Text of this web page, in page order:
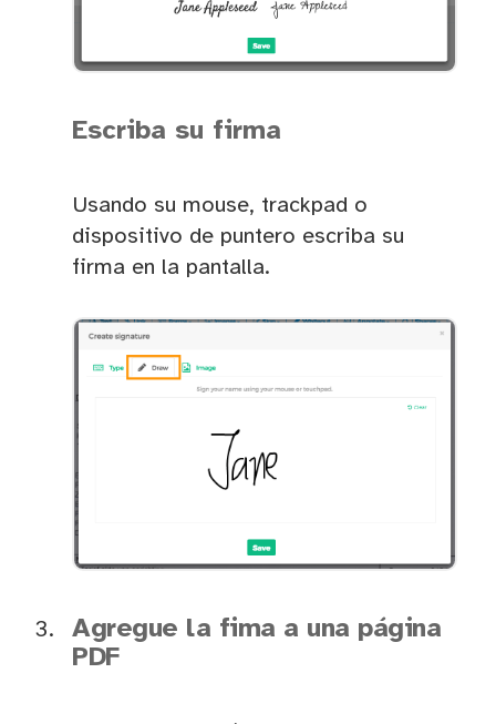
Escriba su firma
Usando su mouse, trackpad o
dispositivo de puntero escriba su
firma en la pantalla.
Agregue la fima a una página
PDF